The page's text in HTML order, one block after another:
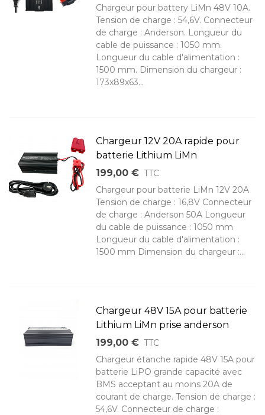
Chargeur pour battery LiMn 48V 10A.
Tension de charge : 54,6V. Connecteur
de charge : Anderson. Longueur du
cable de puissance : 1050 mm.
Longueur du cable d'alimentation :
1500 mm. Dimension du chargeur :
173x89x63...
Chargeur 12V 20A rapide pour
batterie Lithium LiMn
199,00 € TTC
Chargeur pour batterie LiMn 12V 20A
Tension de charge : 16,8V Connecteur
de charge : Anderson 50A Longueur
du cable de puissance : 1050 mm
Longueur du cable d'alimentation :
1500 mm Dimension du chargeur :...
Chargeur 48V 15A pour batterie
Lithium LiMn prise anderson
199,00 € TTC
Chargeur étanche rapide 48V 15A pour
batterie LiPO grande capacité avec
BMS acceptant au moins 20A de
courant de charge. Tension de charge :
54,6V. Connecteur de charge :